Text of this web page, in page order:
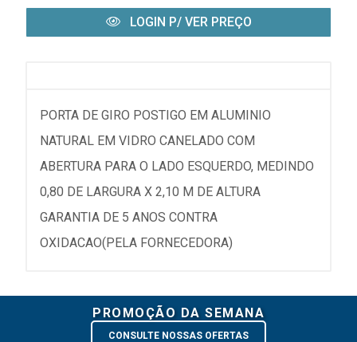
LOGIN P/ VER PREÇO
PORTA DE GIRO POSTIGO EM ALUMINIO
NATURAL EM VIDRO CANELADO COM
ABERTURA PARA O LADO ESQUERDO, MEDINDO
0,80 DE LARGURA X 2,10 M DE ALTURA
GARANTIA DE 5 ANOS CONTRA
OXIDACAO(PELA FORNECEDORA)
PROMOÇÃO DA SEMANA
CONSULTE NOSSAS OFERTAS